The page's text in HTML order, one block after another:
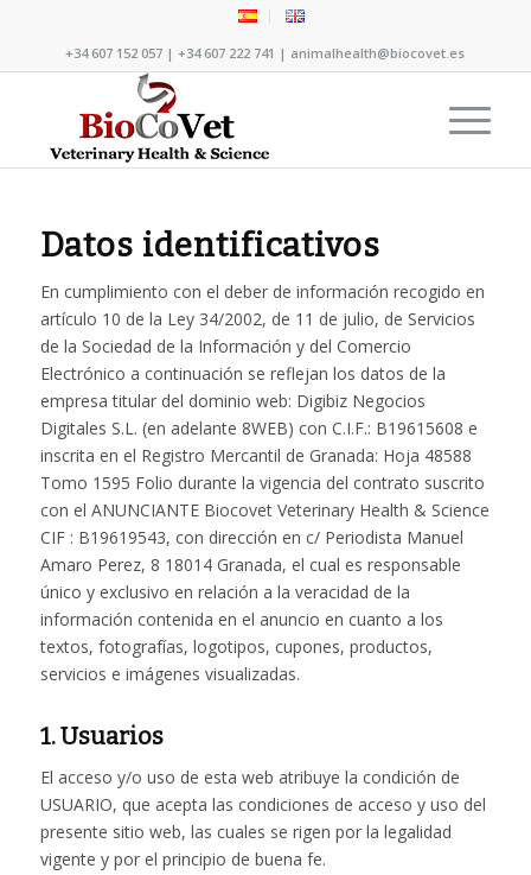
+34 607 152 057 | +34 607 222 741 | animalhealth@biocovet.es
Datos identificativos
En cumplimiento con el deber de información recogido en
artículo 10 de la Ley 34/2002, de 11 de julio, de Servicios
de la Sociedad de la Información y del Comercio
Electrónico a continuación se reflejan los datos de la
empresa titular del dominio web: Digibiz Negocios
Digitales S.L. (en adelante 8WEB) con C.I.F.: B19615608 e
inscrita en el Registro Mercantil de Granada: Hoja 48588
Tomo 1595 Folio durante la vigencia del contrato suscrito
con el ANUNCIANTE Biocovet Veterinary Health & Science
CIF : B19619543, con dirección en c/ Periodista Manuel
Amaro Perez, 8 18014 Granada, el cual es responsable
único y exclusivo en relación a la veracidad de la
información contenida en el anuncio en cuanto a los
textos, fotografías, logotipos, cupones, productos,
servicios e imágenes visualizadas.
1. Usuarios
El acceso y/o uso de esta web atribuye la condición de
USUARIO, que acepta las condiciones de acceso y uso del
presente sitio web, las cuales se rigen por la legalidad
vigente y por el principio de buena fe.